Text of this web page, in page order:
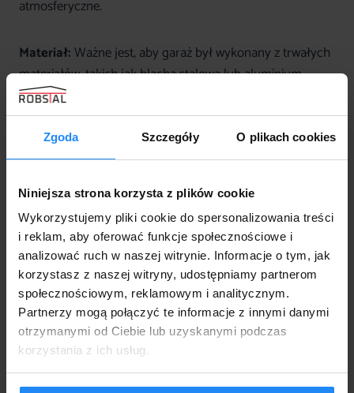
Zgoda Szczegóły O plikach cookies
Niniejsza strona korzysta z plików cookie
Wykorzystujemy pliki cookie do spersonalizowania treści
i reklam, aby oferować funkcje społecznościowe i
analizować ruch w naszej witrynie. Informacje o tym, jak
korzystasz z naszej witryny, udostępniamy partnerom
społecznościowym, reklamowym i analitycznym.
Partnerzy mogą połączyć te informacje z innymi danymi
otrzymanymi od Ciebie lub uzyskanymi podczas
korzystania z ich usług.
atmosferyczne.
Materiał:Ważne jest, aby garaż był wykonany z trwałych
materiałów, takich jak blacha stalowa lub aluminium.
Powinien mieć odpowiednią grubość oraz pokrycie, które
zapewnią ochronę przed korozją.
Cena:Garaże blaszane różnią się między sobą m.in. ceną,
w zależności od rozmiaru, jakości materiałów
oraz dodatkowych opcji, takich jak drzwi, okna
czy wentylacja. Warto znaleźć garaż, który spełni nasze
wymagania, a jednocześnie nie przekroczy budżetu.
Montaż: Niektóre garaże blaszane można łatwo
zmontować samodzielnie, podczas gdy inne wymagają
pomocy specjalisty. Przed zakupem garażu warto
zastanowić się, czy jesteśmy w stanie zmontować
go samodzielnie, czy też potrzebujesz pomocy.